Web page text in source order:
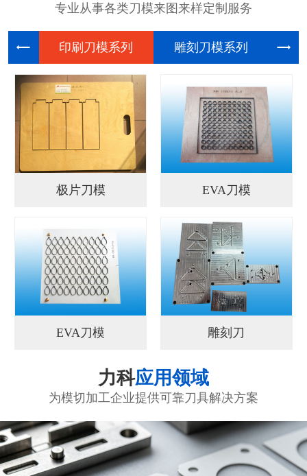
专业从事各类刀模来图来样定制服务
印刷刀模 雕刻刀模
极片刀模 EVA刀模
EVA刀模 雕刻刀
力科应用领域
为模切加工企业提供可靠刀具解决方案